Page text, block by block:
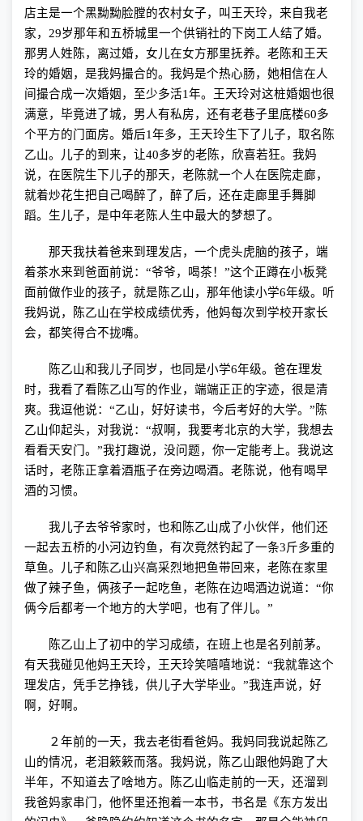
店主是一个黑黝黝脸膛的农村女子，叫王天玲，来自我老
家， 29岁那年和五桥城里一个供销社的下岗工人结了婚。
那男人姓陈，离过婚，女儿在女方那里抚养。老陈和王天
玲的婚姻，是我妈撮合的。我妈是个热心肠，她相信在人
间撮合成一次婚姻，至少多活1年。王天玲对这桩婚姻也很
满意，毕竟进了城，男人有私房，还有老巷子里底楼60多
个平方的门面房。婚后1年多，王天玲生下了儿子，取名陈
乙山。儿子的到来，让40多岁的老陈，欣喜若狂。我妈
说，在医院生下儿子的那天，老陈就一个人在医院走廊，
就着炒花生把自己喝醉了，醉了后，还在走廊里手舞脚
蹈。生儿子，是中年老陈人生中最大的梦想了。
那天我扶着爸来到理发店，一个虎头虎脑的孩子，端
着茶水来到爸面前说：“爷爷，喝茶！”这个正蹲在小板凳
面前做作业的孩子，就是陈乙山，那年他读小学6年级。听
我妈说，陈乙山在学校成绩优秀，他妈每次到学校开家长
会，都笑得合不拢嘴。
陈乙山和我儿子同岁，也同是小学6年级。爸在理发
时，我看了看陈乙山写的作业，端端正正的字迹，很是清
爽。我逗他说：“乙山，好好读书，今后考好的大学。”陈
乙山仰起头，对我说：“叔啊，我要考北京的大学，我想去
看看天安门。”我打趣说，没问题，你一定能考上。我说这
话时，老陈正拿着酒瓶子在旁边喝酒。老陈说，他有喝早
酒的习惯。
我儿子去爷爷家时，也和陈乙山成了小伙伴，他们还
一起去五桥的小河边钓鱼，有次竟然钓起了一条3斤多重的
草鱼。儿子和陈乙山兴高采烈地把鱼带回来，老陈在家里
做了辣子鱼，俩孩子一起吃鱼，老陈在边喝酒边说道：“你
俩今后都考一个地方的大学吧，也有了伴儿。”
陈乙山上了初中的学习成绩，在班上也是名列前茅。
有天我碰见他妈王天玲，王天玲笑嘻嘻地说：“我就靠这个
理发店，凭手艺挣钱，供儿子大学毕业。”我连声说，好
啊，好啊。
２年前的一天，我去老街看爸妈。我妈同我说起陈乙
山的情况，老泪簌簌而落。我妈说，陈乙山跟他妈跑了大
半年，不知道去了啥地方。陈乙山临走前的一天，还溜到
我爸妈家串门，他怀里还抱着一本书，书名是《东方发出